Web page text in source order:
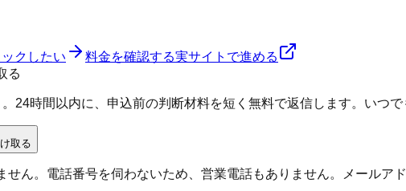
クしたい 料金を確認する実サイトで進める
る
24時間以内に、申込前の判断材料を短く無料で返信します。いつで
取る
せん。電話番号を伺わないため、営業電話もありません。メールア